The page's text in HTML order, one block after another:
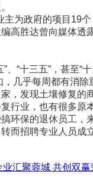
政府的项目19个
胜达曾向媒体透
十三五”，甚至“
几乎每周都有消除
发现土壤修复的
业，也有很多原
保的退休员工，
招聘专业人员成
汇聚蓉城 共创双赢